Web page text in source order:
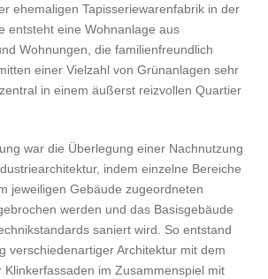
ehemaligen Tapisseriewarenfabrik in der
entsteht eine Wohnanlage aus
Wohnungen, die familienfreundlich
einer Vielzahl von Grünanlagen sehr
in einem äußerst reizvollen Quartier
war die Überlegung einer Nachnutzung
indem einzelne Bereiche
jeweiligen Gebäude zugeordneten
werden und das Basisgebäude
saniert wird. So entstand
verschiedenartiger Architektur mit dem
Klinkerfassaden im Zusammenspiel mit